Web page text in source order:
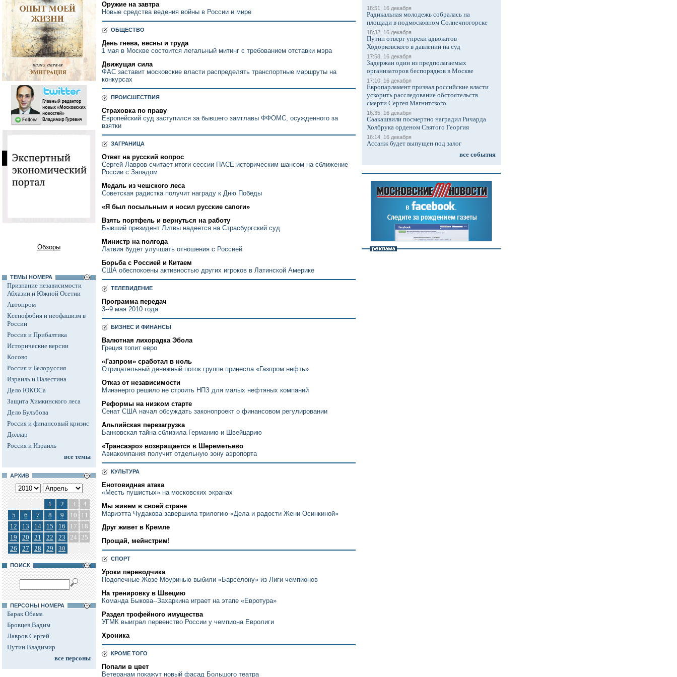
Обзоры
ТЕМЫ НОМЕРА
Признание независимости
Абхазии и Южной Осетии
Автопром
Ксенофобия и неофашизм в
России
Россия и Прибалтика
Исторические версии
Косово
Россия и Белоруссия
Израиль и Палестина
Дело ЮКОСа
Защита Химкинского леса
Дело Бульбова
Россия и финансовый кризис
Доллар
Россия и Израиль
все темы
АРХИВ
1 2 3
4
5
6 7 8 9 10
11
12
13 14 15 16 17
18
19
20 21 22 23 24 25
26
27 28 29 30
ПОИСК
ПЕРСОНЫ НОМЕРА
Барак Обама
Бровцев Вадим
Лавров Сергей
Путин Владимир
все персоны
Оружие на завтра
Новые средства ведения войны в России и мире
ОБЩЕСТВО
День гнева, весны и труда
1 мая в Москве состоится легальный митинг с требованием отставки мэра
Движущая сила
ФАС заставит московские власти распределять транспортные маршруты на
конкурсах
ПРОИСШЕСТВИЯ
Страховка по праву
Европейский суд заступился за бывшего замглавы ФФОМС, осужденного за
взятки
ЗАГРАНИЦА
Ответ на русский вопрос
Сергей Лавров считает итоги сессии ПАСЕ историческим шансом на сближение
России с Западом
Медаль из чешского леса
Советская радистка получит награду к Дню Победы
«Я был посыльным и носил русские сапоги»
Взять портфель и вернуться на работу
Бывший президент Литвы надеется на Страсбургский суд
Министр на полгода
Латвия будет улучшать отношения с Россией
Борьба с Россией и Китаем
США обеспокоены активностью других игроков в Латинской Америке
ТЕЛЕВИДЕНИЕ
Программа передач
3--9 мая 2010 года
БИЗНЕС И ФИНАНСЫ
Валютная лихорадка Эбола
Греция топит евро
«Газпром» сработал в ноль
Отрицательный денежный поток группе принесла «Газпром нефть»
Отказ от независимости
Минэнерго решило не строить НПЗ для малых нефтяных компаний
Реформы на низком старте
Сенат США начал обсуждать законопроект о финансовом регулировании
Альпийская перезагрузка
Банковская тайна сблизила Германию и Швейцарию
«Трансаэро» возвращается в Шереметьево
Авиакомпания получит отдельную зону аэропорта
КУЛЬТУРА
Енотовидная атака
«Месть пушистых» на московских экранах
Мы живем в своей стране
Мариэтта Чудакова завершила трилогию «Дела и радости Жени Осинкиной»
Друг живет в Кремле
Прощай, мейнстрим!
СПОРТ
Уроки переводчика
Подопечные Жозе Моуринью выбили «Барселону» из Лиги чемпионов
На тренировку в Швецию
Команда Быкова--Захаркина играет на этапе «Евротура»
Раздел трофейного имущества
УГМК выиграл первенство России у чемпиона Евролиги
Хроника
КРОМЕ ТОГО
Попали в цвет
Ветеранам покажут новый фасад Большого театра
18:51, 16 декабря
Радикальная молодежь собралась на
площади в подмосковном Солнечногорске
18:32, 16 декабря
Путин отверг упреки адвокатов
Ходорковского в давлении на суд
17:58, 16 декабря
Задержан один из предполагаемых
организаторов беспорядков в Москве
17:10, 16 декабря
Европарламент призвал российские власти
ускорить расследование обстоятельств
смерти Сергея Магнитского
16:35, 16 декабря
Саакашвили посмертно наградил Ричарда
Холбрука орденом Святого Георгия
16:14, 16 декабря
Ассанж будет выпущен под залог
все события